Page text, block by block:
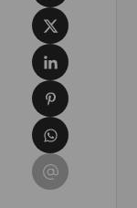
Condividi
Condividi
Condividi
Condividi
Condividi su